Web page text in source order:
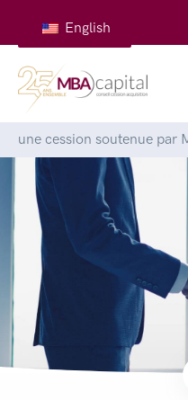
English
Accueil
une cession soutenue par